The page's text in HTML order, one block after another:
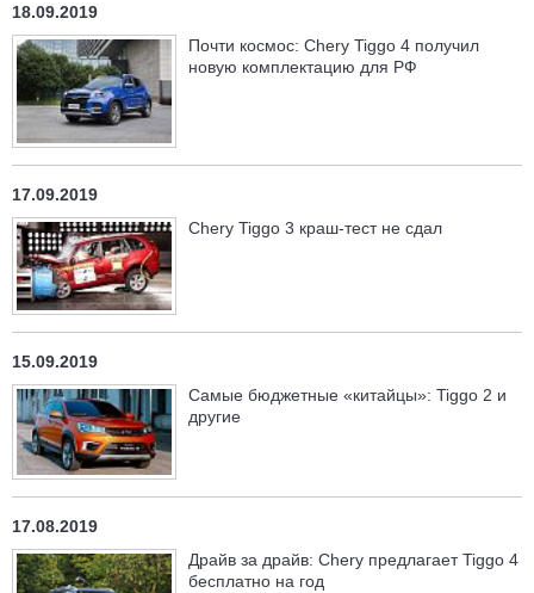
18.09.2019
Почти космос: Chery Tiggo 4 получил
новую комплектацию для РФ
17.09.2019
Chery Tiggo 3 краш-тест не сдал
15.09.2019
Самые бюджетные «китайцы»: Tiggo 2 и
другие
17.08.2019
Драйв за драйв: Chery предлагает Tiggo 4
бесплатно на год